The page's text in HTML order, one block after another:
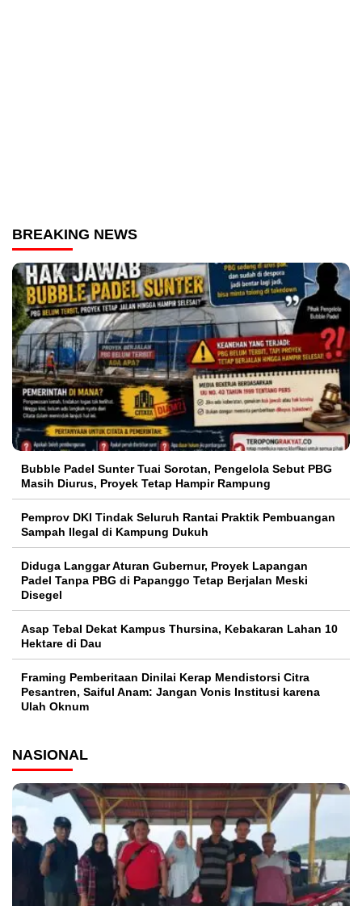
BREAKING NEWS
Bubble Padel Sunter Tuai Sorotan, Pengelola Sebut PBG
Masih Diurus, Proyek Tetap Hampir Rampung
Pemprov DKI Tindak Seluruh Rantai Praktik Pembuangan
Sampah Ilegal di Kampung Dukuh
Diduga Langgar Aturan Gubernur, Proyek Lapangan
Padel Tanpa PBG di Papanggo Tetap Berjalan Meski
Disegel
Asap Tebal Dekat Kampus Thursina, Kebakaran Lahan 10
Hektare di Dau
Framing Pemberitaan Dinilai Kerap Mendistorsi Citra
Pesantren, Saiful Anam: Jangan Vonis Institusi karena
Ulah Oknum
NASIONAL